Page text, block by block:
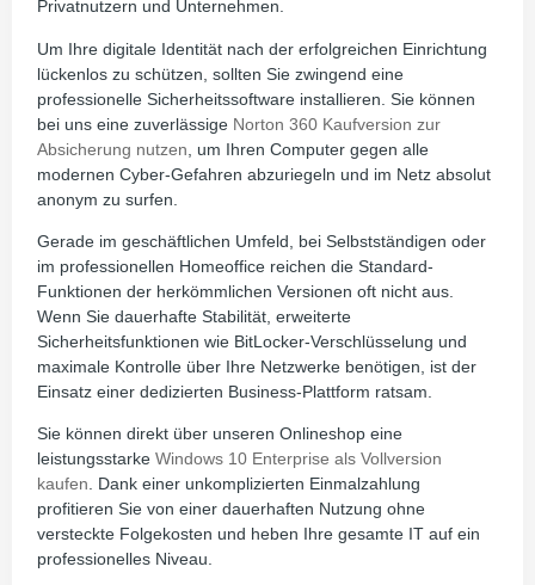
Privatnutzern und Unternehmen.
Um Ihre digitale Identität nach der erfolgreichen Einrichtung
lückenlos zu schützen, sollten Sie zwingend eine
professionelle Sicherheitssoftware installieren. Sie können
bei uns eine zuverlässige Norton 360 Kaufversion zur
Absicherung nutzen , um Ihren Computer gegen alle
modernen Cyber-Gefahren abzuriegeln und im Netz absolut
anonym zu surfen.
Gerade im geschäftlichen Umfeld, bei Selbstständigen oder
im professionellen Homeoffice reichen die Standard-
Funktionen der herkömmlichen Versionen oft nicht aus.
Wenn Sie dauerhafte Stabilität, erweiterte
Sicherheitsfunktionen wie BitLocker-Verschlüsselung und
maximale Kontrolle über Ihre Netzwerke benötigen, ist der
Einsatz einer dedizierten Business-Plattform ratsam.
Sie können direkt über unseren Onlineshop eine
leistungsstarke Windows 10 Enterprise als Vollversion
kaufen. Dank einer unkomplizierten Einmalzahlung
profitieren Sie von einer dauerhaften Nutzung ohne
versteckte Folgekosten und heben Ihre gesamte IT auf ein
professionelles Niveau.